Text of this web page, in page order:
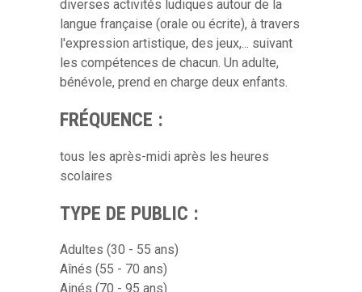
diverses activités ludiques autour de la
langue française (orale ou écrite), à travers
l'expression artistique, des jeux,... suivant
les compétences de chacun. Un adulte,
bénévole, prend en charge deux enfants.
FRÉQUENCE :
tous les après-midi après les heures
scolaires
TYPE DE PUBLIC :
Adultes (30 - 55 ans)
Aînés (55 - 70 ans)
Ainés (70 - 95 ans)